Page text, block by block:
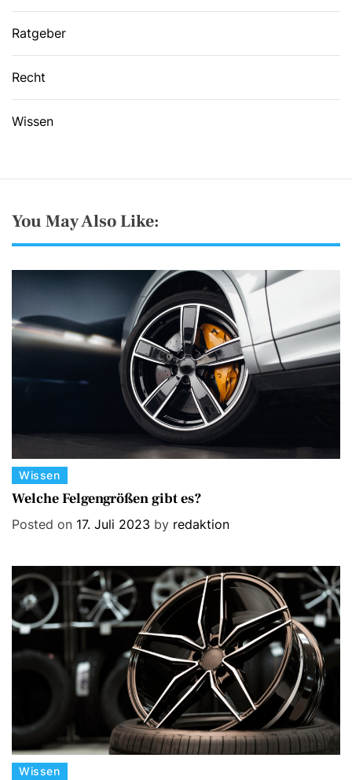
Ratgeber
Recht
Wissen
You May Also Like:
C
a
o
r
e
s
Wissen
Welche Felgengrößen gibt es?
Posted on 17. Juli 2023 by redaktion
CWissen